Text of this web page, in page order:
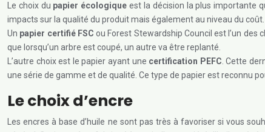
Le choix du papier écologique est la décision la plus importante
impacts sur la qualité du produit mais également au niveau du coût.
Un papier certifié FSC ou Forest Stewardship Council est l’un des
que lorsqu’un arbre est coupé, un autre va être replanté.
L’autre choix est le papier ayant une certification PEFC . Cette
une série de gamme et de qualité. Ce type de papier est reconnu
Le choix d’encre
Les encres à base d’huile ne sont pas très à favoriser si vous